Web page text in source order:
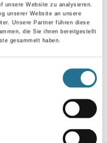
unsere Website zu analysieren.
unserer Website an unsere
Unsere Partner führen diese
die Sie ihnen bereitgestellt
gesammelt haben.